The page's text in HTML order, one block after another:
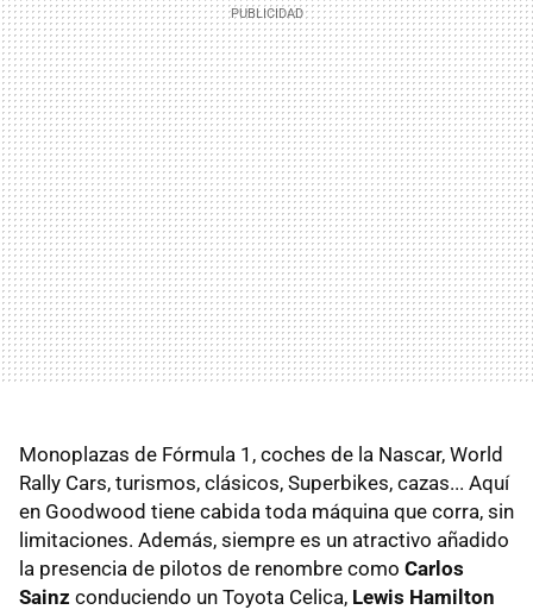
Monoplazas de Fórmula 1, coches de la Nascar, World
Rally Cars, turismos, clásicos, Superbikes, cazas... Aquí
en Goodwood tiene cabida toda máquina que corra, sin
limitaciones. Además, siempre es un atractivo añadido
la presencia de pilotos de renombre como Carlos
Sainz conduciendo un Toyota Celica, Lewis Hamilton